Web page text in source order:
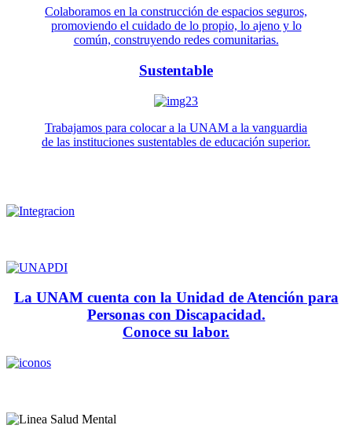
Colaboramos en la construcción de espacios seguros,
promoviendo el cuidado de lo propio, lo ajeno y lo
común, construyendo redes comunitarias.
Sustentable
Trabajamos para colocar a la UNAM a la vanguardia
de las instituciones sustentables de educación superior.
La UNAM cuenta con la Unidad de Atención para
Personas con Discapacidad.
Conoce su labor.